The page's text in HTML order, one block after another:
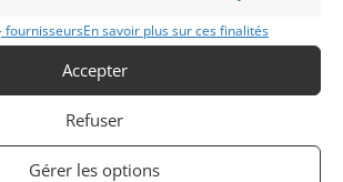
fournisseursEn savoir plus sur ces finalités
Accepter
Refuser
Gérer les options